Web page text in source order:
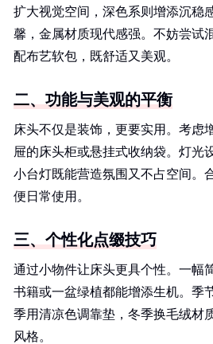
扩大视觉空间，深色系则增添沉稳
馨，金属材质现代感强。不妨尝试
配布艺软包，既舒适又美观。
二、功能与美观的平衡
床头不仅是装饰，更要实用。考虑
屉的床头柜或悬挂式收纳袋。灯光
小台灯既能营造氛围又不占空间。
便日常使用。
三、个性化点缀技巧
通过小物件让床头更具个性。一幅
书籍或一盆绿植都能增添生机。季
季用清凉色调靠垫，冬季换毛绒材
风格。